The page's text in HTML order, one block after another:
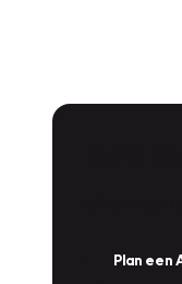
Plan een